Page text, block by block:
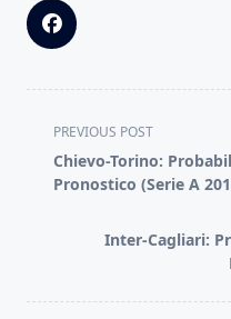
<span
class="nav-
subtitle
PREVIOUS POST
Chievo-Torino:
Pronostico (Serie A
Inter-Cagliari: